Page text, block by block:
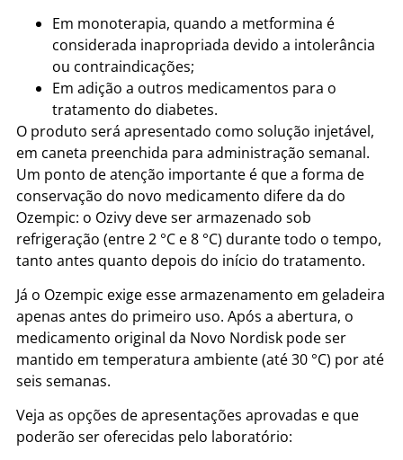
Em monoterapia, quando a metformina é
considerada inapropriada devido a intolerância
ou contraindicações;
Em adição a outros medicamentos para o
tratamento do diabetes.
O produto será apresentado como solução injetável,
em caneta preenchida para administração semanal.
Um ponto de atenção importante é que a forma de
conservação do novo medicamento difere da do
Ozempic: o Ozivy deve ser armazenado sob
refrigeração (entre 2 °C e 8 °C) durante todo o tempo,
tanto antes quanto depois do início do tratamento.
Já o Ozempic exige esse armazenamento em geladeira
apenas antes do primeiro uso. Após a abertura, o
medicamento original da Novo Nordisk pode ser
mantido em temperatura ambiente (até 30 °C) por até
seis semanas.
Veja as opções de apresentações aprovadas e que
poderão ser oferecidas pelo laboratório: